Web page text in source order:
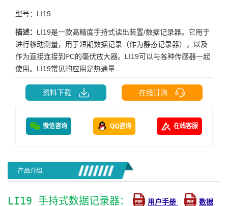
型号：LI19
描述： LI19是一款高精度手持式读出装置/数据记录器。它用于
进行移动测量，用于短期数据记录（作为静态记录器），以及
作为直接连接到PC的毫伏放大器。LI19可以与各种传感器一起
使用。LI19常见的应用是热通量...
资料下载 在线订购
微信咨询 QQ咨询 在线客服
产品介绍
LI19 手持式数据记录器： 用户手册
数据